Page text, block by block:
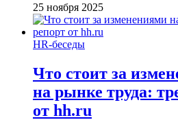
25 ноября 2025
HR-беседы
Что стоит за
на рынке труда:
от hh.ru